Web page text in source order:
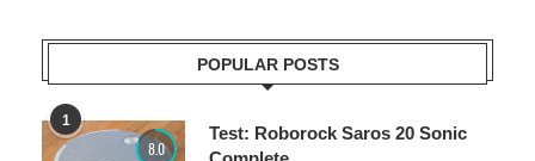
POPULAR POSTS
1
8.0
Test: Roborock Saros 20 Sonic